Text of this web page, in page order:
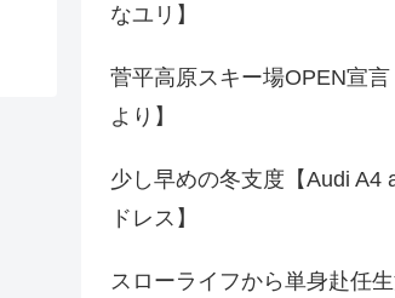
なユリ】
菅平高原スキー場OPEN宣言
より】
少し早めの冬支度【Audi A4
ドレス】
スローライフから単身赴任